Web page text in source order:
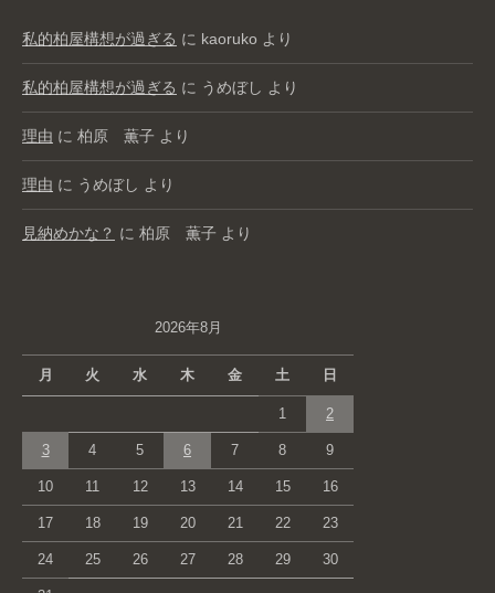
私的柏屋構想が過ぎる に kaoruko より
私的柏屋構想が過ぎる に うめぼし より
理由 に 柏原 薫子 より
理由 に うめぼし より
見納めかな？ に 柏原 薫子 より
2026年8月
月 火 水 木 金 土 日
1 2
3 4 5 6 7 8 9
10 11 12 13 14 15 16
17 18 19 20 21 22 23
24 25 26 27 28 29 30